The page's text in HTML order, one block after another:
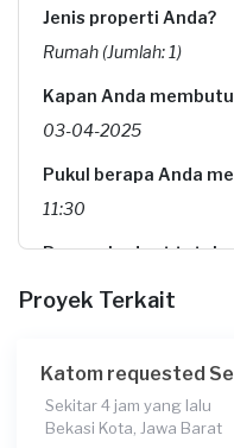
Jenis properti Anda?
Rumah (Jumlah: 1)
Kapan Anda
03-04-2025
Pukul berapa Anda
11:30
Berapa budget total
Rp75.000 + Rp11.000
Proyek Terkait
Katom requested
Sekitar 4 jam yang lalu
Bekasi Kota, Jawa Barat